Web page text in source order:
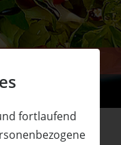
fortlaufend